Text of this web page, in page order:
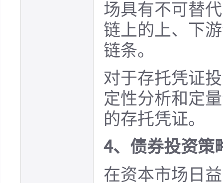
场具有不可替
链上的上、下
链条。
对于存托凭证
定性分析和定
的存托凭证。
4、债券投资策
在资本市场日